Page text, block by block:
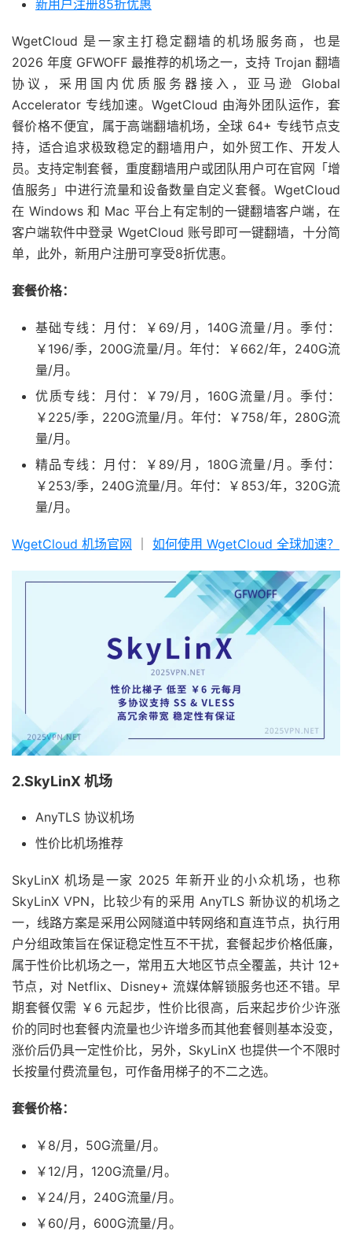
新用户注册85折优惠
WgetCloud 是一家主打稳定翻墙的机场服务商，也是
2026 年度 GFWOFF 最推荐的机场之一，支持 Trojan 翻墙
协议，采用国内优质服务器接入，亚马逊 Global
Accelerator 专线加速。WgetCloud 由海外团队运作，套
餐价格不便宜，属于高端翻墙机场，全球 64+ 专线节点支
持，适合追求极致稳定的翻墙用户，如外贸工作、开发人
员。支持定制套餐，重度翻墙用户或团队用户可在官网「增
值服务」中进行流量和设备数量自定义套餐。WgetCloud
在 Windows 和 Mac 平台上有定制的一键翻墙客户端，在
客户端软件中登录 WgetCloud 账号即可一键翻墙，十分简
单，此外，新用户注册可享受8折优惠。
套餐价格：
基础专线：月付：￥69/月，140G流量/月。季付：
￥196/季，200G流量/月。年付：￥662/年，240G流
量/月。
优质专线：月付：￥79/月，160G流量/月。季付：
￥225/季，220G流量/月。年付：￥758/年，280G流
量/月。
精品专线：月付：￥89/月，180G流量/月。季付：
￥253/季，240G流量/月。年付：￥853/年，320G流
量/月。
WgetCloud 机场官网 如何使用 WgetCloud 全球加速？
2.SkyLinX 机场
AnyTLS 协议机场
性价比机场推荐
SkyLinX 机场是一家 2025 年新开业的小众机场，也称
SkyLinX VPN，比较少有的采用 AnyTLS 新协议的机场之
一，线路方案是采用公网隧道中转网络和直连节点，执行用
户分组政策旨在保证稳定性互不干扰，套餐起步价格低廉，
属于性价比机场之一，常用五大地区节点全覆盖，共计 12+
节点，对 Netflix、Disney+ 流媒体解锁服务也还不错。早
期套餐仅需 ￥6 元起步，性价比很高，后来起步价少许涨
价的同时也套餐内流量也少许增多而其他套餐则基本没变，
涨价后仍具一定性价比，另外，SkyLinX 也提供一个不限时
长按量付费流量包，可作备用梯子的不二之选。
套餐价格：
￥8/月，50G流量/月。
￥12/月，120G流量/月。
￥24/月，240G流量/月。
￥60/月，600G流量/月。